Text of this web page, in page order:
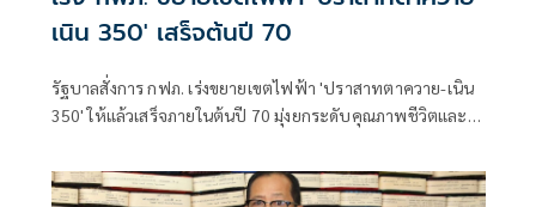
เนิน 350' เสร็จต้นปี 70
รัฐบาลสั่งการ กฟภ. เร่งขยายเขตไฟฟ้า 'ปราสาทตาควาย-เนิน
350' ให้แล้วเสร็จภายในต้นปี 70 มุ่งยกระดับคุณภาพชีวิตและ